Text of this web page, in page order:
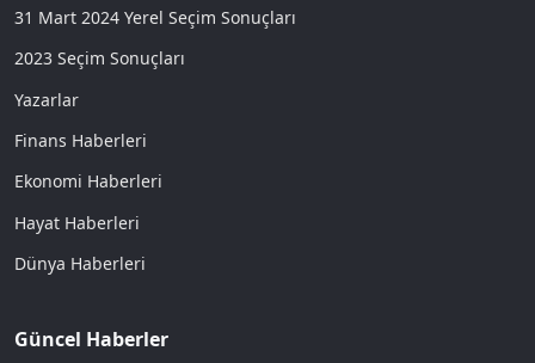
31 Mart 2024 Yerel Seçim Sonuçları
2023 Seçim Sonuçları
Yazarlar
Finans Haberleri
Ekonomi Haberleri
Hayat Haberleri
Dünya Haberleri
Güncel Haberler